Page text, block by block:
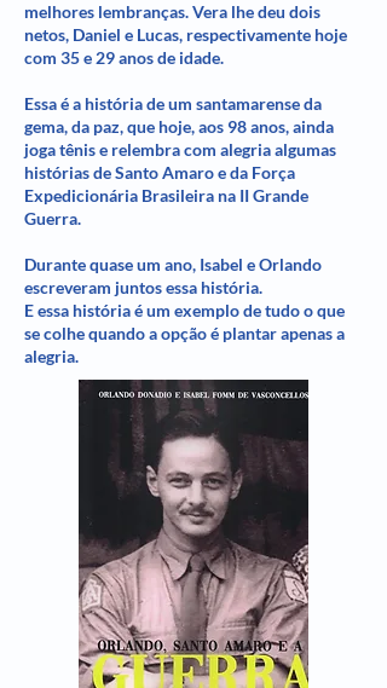
melhores lembranças. Vera lhe deu dois
netos, Daniel e Lucas, respectivamente hoje
com 35 e 29 anos de idade.
Essa é a história de um santamarense da
gema, da paz, que hoje, aos 98 anos, ainda
joga tênis e relembra com alegria algumas
histórias de Santo Amaro e da Força
Expedicionária Brasileira na II Grande
Guerra.
Durante quase um ano, Isabel e Orlando
escreveram juntos essa história.
E essa história é um exemplo de tudo o que
se colhe quando a opção é plantar apenas a
alegria.